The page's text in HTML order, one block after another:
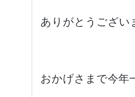
ありがとうござい
おかげさまで今年